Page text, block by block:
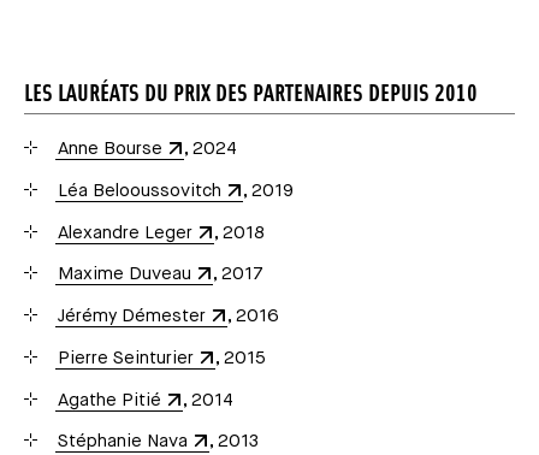
LES LAURÉATS DU PRIX DES PARTENAIRES DEPUIS 2010
Anne Bourse
, 2024
Léa Belooussovitch
, 2019
Alexandre Leger
, 2018
Maxime Duveau
, 2017
Jérémy Démester
, 2016
Pierre Seinturier
, 2015
Agathe Pitié
, 2014
Stéphanie Nava
, 2013